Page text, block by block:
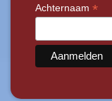
Achternaam *